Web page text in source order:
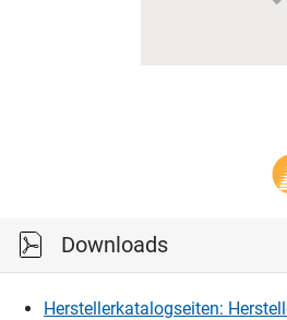
Downloads
Herstellerkatalogseiten: